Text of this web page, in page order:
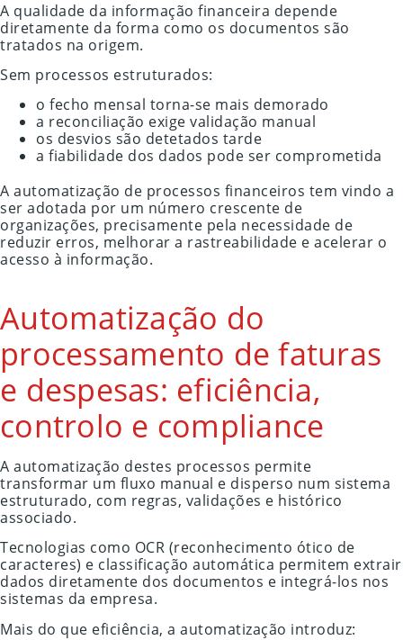
A qualidade da informação financeira depende
diretamente da forma como os documentos são
tratados na origem.
Sem processos estruturados:
o fecho mensal torna-se mais demorado
a reconciliação exige validação manual
os desvios são detetados tarde
a fiabilidade dos dados pode ser comprometida
A automatização de processos financeiros tem vindo a
ser adotada por um número crescente de
organizações, precisamente pela necessidade de
reduzir erros, melhorar a rastreabilidade e acelerar o
acesso à informação.
Automatização do
processamento de faturas
e despesas: eficiência,
controlo e compliance
A automatização destes processos permite
transformar um fluxo manual e disperso num sistema
estruturado, com regras, validações e histórico
associado.
Tecnologias como OCR (reconhecimento ótico de
caracteres) e classificação automática permitem extrair
dados diretamente dos documentos e integrá-los nos
sistemas da empresa.
Mais do que eficiência, a automatização introduz: